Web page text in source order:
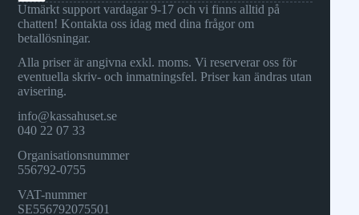
Utmärkt support vardagar 9-17 och vi finns alltid på
chatten! Kontakta oss idag med dina frågor om
betallösningar.
Alla priser är angivna exkl. moms. Vi reserverar oss för
eventuella skriv- och inmatningsfel. Priser kan ändras utan
avisering.
info@kassahuset.se
040 22 07 33
Organisationsnummer
556792-0755
VAT-nummer
SE556792075501